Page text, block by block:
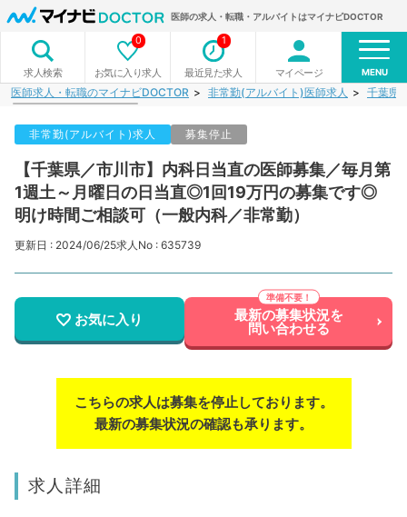
医師の求人・転職・アルバイトはマイナビDOCTOR
求人検索 お気に入り求人
0
最近見た求人
1
マイページ MENU
医師求人・転職のマイナビDOCTOR 非常勤(アルバイト)医師求人 千葉県
非常勤(アルバイト)求人 募集停止
【千葉県／市川市】内科日当直の医師募集／毎月第
1週土～月曜日の日当直◎1回19万円の募集です◎
明け時間ご相談可（一般内科／非常勤）
更新日 : 2024/06/25求人No : 635739
お気に入り 最新の募集状況を
問い合わせる
こちらの求人は募集を停止しております。
最新の募集状況の確認も承ります。
求人詳細